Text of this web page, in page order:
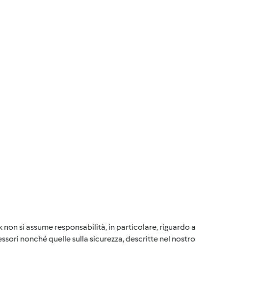
si assume responsabilità, in particolare, riguardo a
nonché quelle sulla sicurezza, descritte nel nostro